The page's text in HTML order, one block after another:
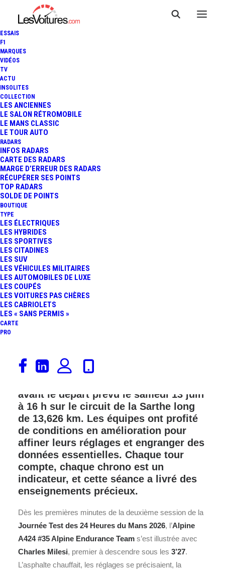
ESSAIS
F1
MARQUES
VIDÉOS
TV
ACTU
INSOLITES
COLLECTION
LES ANCIENNES
LE SALON RÉTROMOBILE
LE MANS CLASSIC
LE TOUR AUTO
RADARS
INFOS RADARS
CARTE DES RADARS
MARGE D’ERREUR DES RADARS
RÉCUPÉRER SES POINTS
TOP RADARS
SOLDE DE POINTS
BOUTIQUE
TYPE
LES ÉLECTRIQUES
LES HYBRIDES
LES SPORTIVES
LES CITADINES
LES SUV
LES VÉHICULES MILITAIRES
LES AUTOMOBILES DE LUXE
LES COUPÉS
LES VOITURES PAS CHÈRES
LES CABRIOLETS
LES « SANS PERMIS »
CARTE
PRO
RÉSULTATS DE LA JOURNÉE
TEST DOMINÉE PAR ASTON
5 Minutes
La Journée Test de la 94ᵉ édition des
24 Heures du Mans s’est déroulée le
avant le départ prévu le samedi 13 juin
à 16 h sur le circuit de la Sarthe long
de 13,626 km. Les équipes ont profité
de conditions en amélioration pour
affiner leurs réglages et engranger des
données essentielles. Chaque tour
compte, chaque chrono est un
indicateur, et cette séance a livré des
enseignements précieux.
Dès les premières minutes de la deuxième session de la
Journée Test des 24 Heures du Mans 2026, l’Alpine
A424 #35 Alpine Endurance Team s’est illustrée avec
Charles Milesi, premier à descendre sous les 3’27.
L’asphalte chauffait, les réglages se précisaient, la